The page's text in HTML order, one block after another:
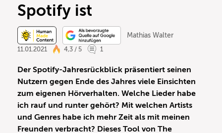
Spotify ist
Mathias Walter
11.01.2021
4,3 / 5 1
Der Spotify-Jahresrückblick präsentiert seinen
Nutzern gegen Ende des Jahres viele Einsichten
zum eigenen Hörverhalten. Welche Lieder habe
ich rauf und runter gehört? Mit welchen Artists
und Genres habe ich mehr Zeit als mit meinen
Freunden verbracht? Dieses Tool von The